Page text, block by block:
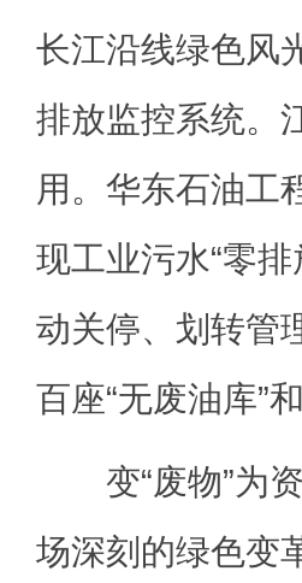
长江沿线绿色风
排放监控系统。
用。华东石油工
现工业污水“零
动关停、划转管
百座“无废油库”
变“废物”为资
场深刻的绿色变